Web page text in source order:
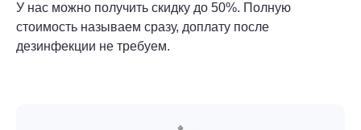
У нас можно получить скидку до 50%. Полную
стоимость называем сразу, доплату после
дезинфекции не требуем.